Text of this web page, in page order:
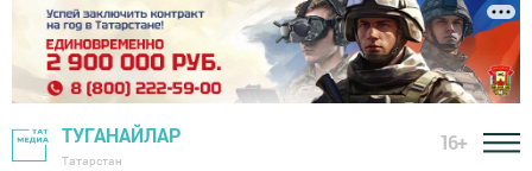
ТУГАНАЙЛАР
Татарстан
16+